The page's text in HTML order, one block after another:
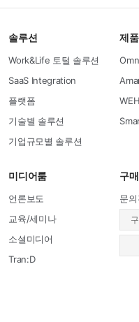
솔루션
Work&Life 토털 솔루션
SaaS Integration
플랫폼
기술별 솔루션
기업규모별 솔루션
제품
미디어룸
언론보도
교육/세미나
소셜미디어
Tran:D
구
문